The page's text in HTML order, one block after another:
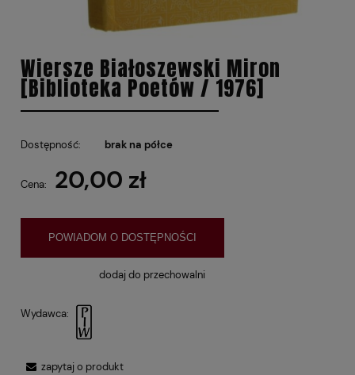
Wiersze Białoszewski Miron
[Biblioteka Poetów / 1976]
Dostępność: brak na półce
Cena: 20,00 zł
POWIADOM O DOSTĘPNOŚCI
dodaj do przechowalni
Wydawca:
zapytaj o produkt